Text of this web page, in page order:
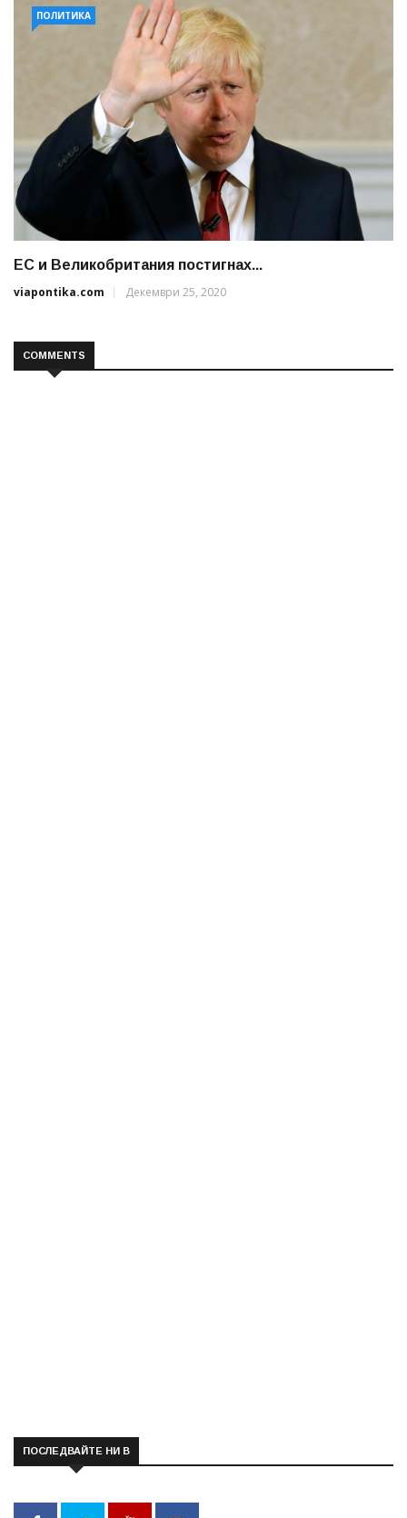
ПОЛИТИКА
ЕС и Великобритания постигнах...
viapontika.com
Декември 25, 2020
COMMENTS
ПОСЛЕДВАЙТЕ НИ В